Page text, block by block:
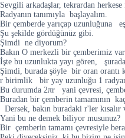
Sevgili arkadaşlar, tekrardan
Radyanın tanımıyla başlayalım.
Bir çemberde yarıçap uzunluğuna
Şu şekilde gördüğünüz gibi.
Şimdi ne diyorum?
Bakın O merkezli bir çemberimiz
İşte bu uzunlukta yayı gören,
Şimdi, burada şöyle bir oran orantı
r birimlik bir yay uzunluğu 1
Bu durumda 2πr yani çevresi,
Buradan bir çemberin tamamının
Dersek, bakın buradaki r'ler
Yani bu ne demek biliyor musunuz?
Bir çemberin tamamı çevresiyle